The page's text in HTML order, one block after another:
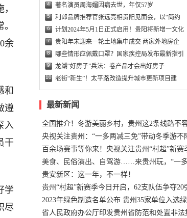
余
和
遵
入
干
学
尽
4 著名演员周海媚因病去世，年仅57岁
5 利郎品牌推荐官张远亮相贵阳见面会，以“简约
6 计划2024年5月1日正式启用！贵阳将新增一文化
7 贵阳年末迎来一轮土地集中成交 两家外地房企
8 哪些情形应佩戴口罩？国家疾控局发布最新指引
9 龙湖“好房子”兵法：卷产品才会出好房子
10 老街“新生”！太平路改造提升城市更新项目建
最新新闻
全国推介！冬游美丽乡村，贵州这2条线路不
错过
央视关注贵州：“一多两减三免”带动冬季游不
温
百余场赛事等你来！央视关注贵州“村超”新赛
正式“打响”
美食、民俗演出、自驾游……来贵州玩，“一多
两减三免”！
贵安新区：这一年，不一样！
贵州“村超”新赛季今日开启，62支队伍争夺20
名额
2023年绿色制造名单公布 贵州35家单位入选绿
色工厂
省人民政府办公厅印发贵州省防范和处置非法